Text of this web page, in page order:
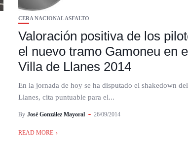
CERA NACIONAL ASFALTO
Valoración positiva de los
el nuevo tramo Gamoneu en
Villa de Llanes 2014
En la jornada de hoy se ha disputado el shakedown
Llanes, cita puntuable para el...
By José González Mayoral 26/09/2014
READ MORE